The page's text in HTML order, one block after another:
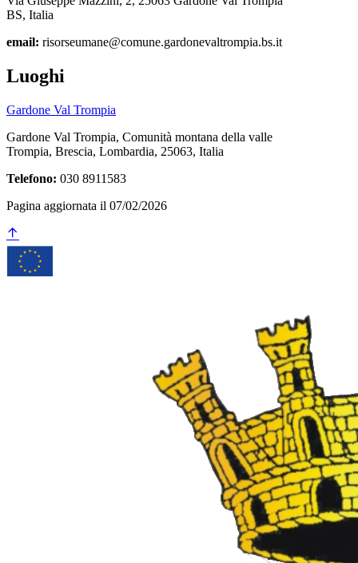
BS, Italia
email: risorseumane@comune.gardonevaltrompia.bs.it
Luoghi
Gardone Val Trompia
Gardone Val Trompia, Comunità montana della valle
Trompia, Brescia, Lombardia, 25063, Italia
Telefono: 030 8911583
Pagina aggiornata il 07/02/2026